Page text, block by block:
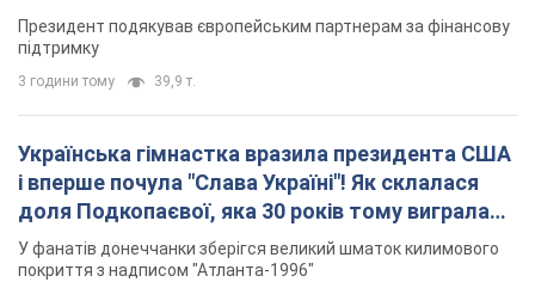
Президент подякував європейським партнерам за фінансову
підтримку
3 години тому 39,9 т.
Українська гімнастка вразила президента США
і вперше почула "Слава Україні"! Як склалася
доля Подкопаєвої, яка 30 років тому виграла
"золото" Олімпіади
У фанатів донеччанки зберігся великий шматок килимового
покриття з надписом "Атланта-1996"